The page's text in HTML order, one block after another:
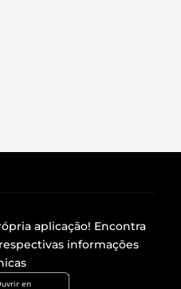
aplicação! Encontra
informações